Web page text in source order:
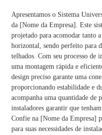
Apresentamos o Sistema
da [Nome da Empresa]. Este
projetado para acomodar tanto
horizontal, sendo perfeito para
telhados. Com seu processo de
uma montagem rápida e
design preciso garante uma
proporcionando estabilidade e
acompanha uma quantidade de
instaladores garantir que
Confie na [Nome da Empresa]
para suas necessidades de